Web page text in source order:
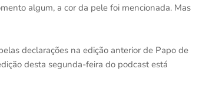
algum, a cor da pele foi mencionada. Mas
declarações na edição anterior de Papo de
desta segunda-feira do podcast está